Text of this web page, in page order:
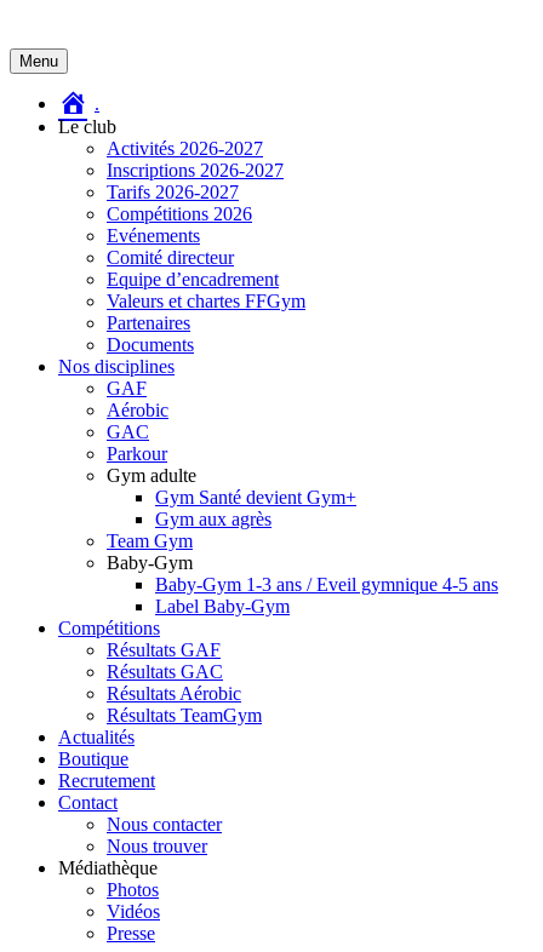
Menu Aller
au
contenu
.
Le club
Activités 2026-2027
Inscriptions 2026-2027
Tarifs 2026-2027
Compétitions 2026
Evénements
Comité directeur
Equipe d’encadrement
Valeurs et chartes FFGym
Partenaires
Documents
Nos disciplines
GAF
Aérobic
GAC
Parkour
Gym adulte
Gym Santé devient Gym+
Gym aux agrès
Team Gym
Baby-Gym
Baby-Gym 1-3 ans / Eveil gymnique 4-5 ans
Label Baby-Gym
Compétitions
Résultats GAF
Résultats GAC
Résultats Aérobic
Résultats TeamGym
Actualités
Boutique
Recrutement
Contact
Nous contacter
Nous trouver
Médiathèque
Photos
Vidéos
Presse